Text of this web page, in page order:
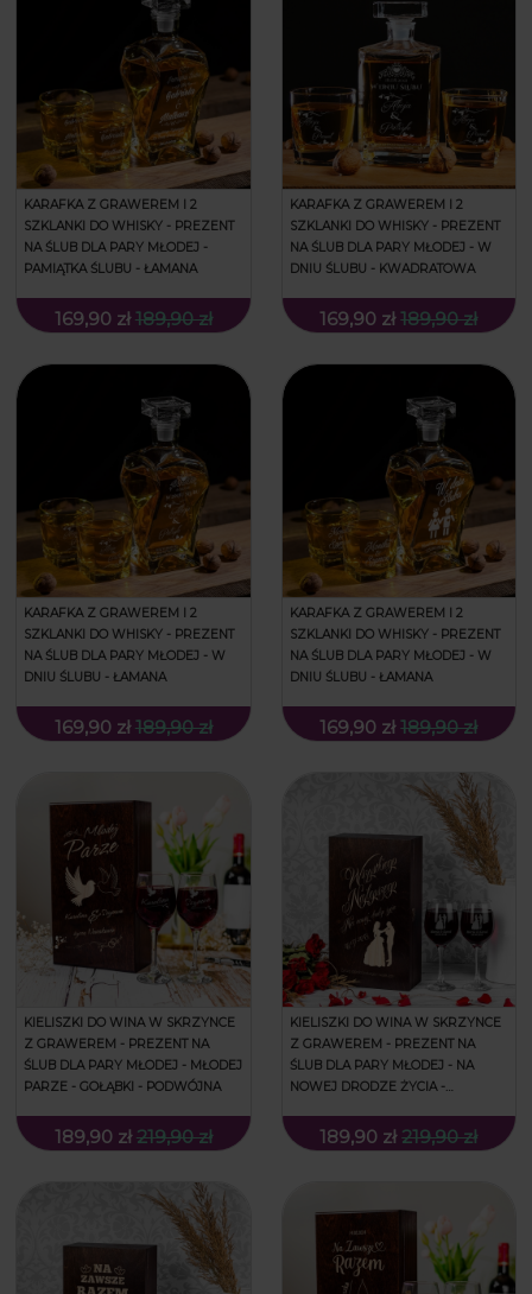
KARAFKA Z GRAWEREM I 2
SZKLANKI DO WHISKY - PREZENT
NA ŚLUB DLA PARY MŁODEJ -
PAMIĄTKA ŚLUBU - ŁAMANA
169,90 zł 189,90 zł
KARAFKA Z GRAWEREM I 2
SZKLANKI DO WHISKY - PREZENT
NA ŚLUB DLA PARY MŁODEJ - W
DNIU ŚLUBU - KWADRATOWA
169,90 zł 189,90 zł
KARAFKA Z GRAWEREM I 2
SZKLANKI DO WHISKY - PREZENT
NA ŚLUB DLA PARY MŁODEJ - W
DNIU ŚLUBU - ŁAMANA
169,90 zł 189,90 zł
KARAFKA Z GRAWEREM I 2
SZKLANKI DO WHISKY - PREZENT
NA ŚLUB DLA PARY MŁODEJ - W
DNIU ŚLUBU - ŁAMANA
169,90 zł 189,90 zł
KIELISZKI DO WINA W SKRZYNCE
Z GRAWEREM - PREZENT NA
ŚLUB DLA PARY MŁODEJ - MŁODEJ
PARZE - GOŁĄBKI - PODWÓJNA
189,90 zł 219,90 zł
KIELISZKI DO WINA W SKRZYNCE
Z GRAWEREM - PREZENT NA
ŚLUB DLA PARY MŁODEJ - NA
NOWEJ DRODZE ŻYCIA -
189,90 zł 219,90 zł